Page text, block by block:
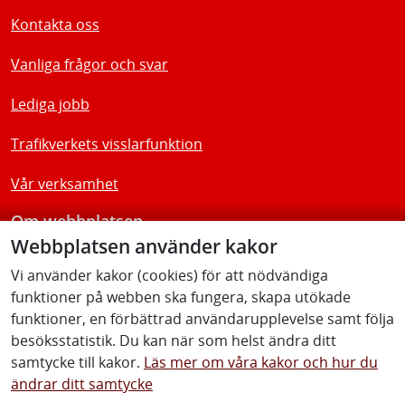
Webbplatsen använder kakor
Vi använder kakor (cookies) för att nödvändiga
funktioner på webben ska fungera, skapa utökade
funktioner, en förbättrad användarupplevelse samt följa
besöksstatistik. Du kan när som helst ändra ditt
samtycke till kakor. Läs mer om våra kakor och hur du
ändrar ditt samtycke
Kontakta oss
Vanliga frågor och svar
Lediga jobb
Trafikverkets visslarfunktion
Vår verksamhet
Om webbplatsen
Tillgänglighetsredogörelse
Följ oss